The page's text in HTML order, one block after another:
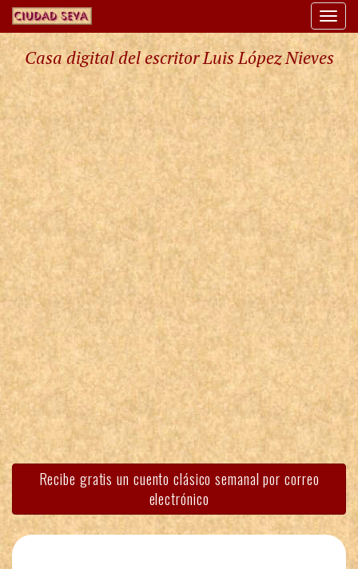
Casa digital del escritor Luis López Nieves
Recibe gratis un cuento clásico semanal por correo
electrónico